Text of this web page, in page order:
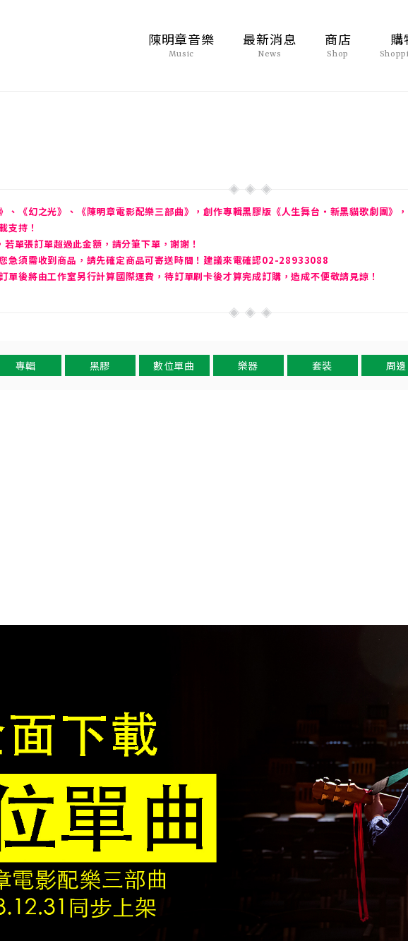
陳明章音樂
Music
最新消息
News
商店
Shop
購
《幻之光》、《陳明章電影配樂三部曲》，創作專輯黑膠版《人生舞台・新黑貓歌劇團》
支持！
單張訂單超過此金額，請分筆下單，謝謝！
急須需收到商品，請先確定商品可寄送時間！建議來電確認02-28933088
後將由工作室另行計算國際運費，待訂單刷卡後才算完成訂購，造成不便敬請見諒！
專輯 黑膠 數位單曲 樂器 套裝 周邊